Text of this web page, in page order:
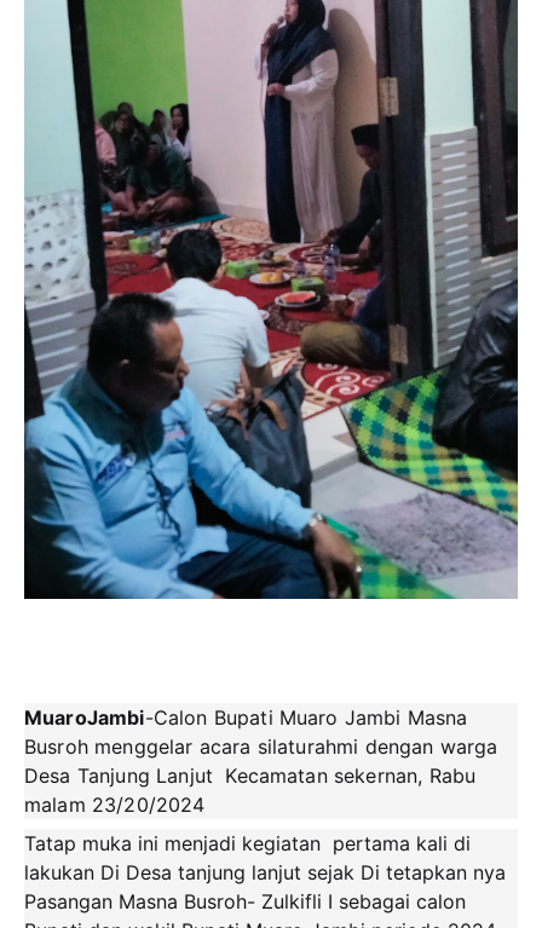
MuaroJambi-Calon Bupati Muaro Jambi Masna
Busroh menggelar acara silaturahmi dengan warga
Desa Tanjung Lanjut Kecamatan sekernan, Rabu
malam 23/20/2024
Tatap muka ini menjadi kegiatan pertama kali di
lakukan Di Desa tanjung lanjut sejak Di tetapkan nya
Pasangan Masna Busroh- Zulkifli I sebagai calon